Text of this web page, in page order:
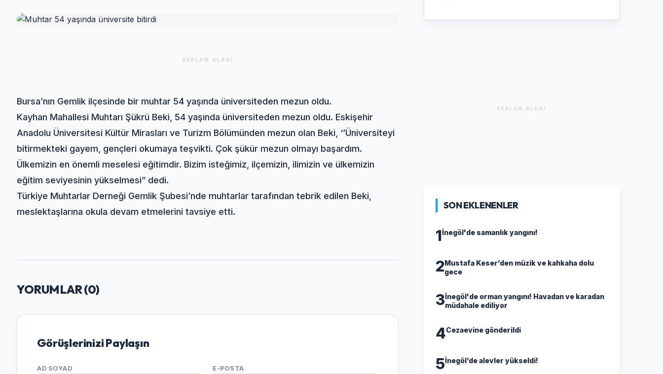
REKLAM ALANI
Bursa’nın Gemlik ilçesinde bir muhtar 54 yaşında üniversiteden mezun oldu.
Kayhan Mahallesi Muhtarı Şükrü Beki, 54 yaşında üniversiteden mezun oldu. Eskişehir
Anadolu Üniversitesi Kültür Mirasları ve Turizm Bölümünden mezun olan Beki, ‘’Üniversiteyi
bitirmekteki gayem, gençleri okumaya teşvikti. Çok şükür mezun olmayı başardım.
Ülkemizin en önemli meselesi eğitimdir. Bizim isteğimiz, ilçemizin, ilimizin ve ülkemizin
eğitim seviyesinin yükselmesi” dedi.
Türkiye Muhtarlar Derneği Gemlik Şubesi’nde muhtarlar tarafından tebrik edilen Beki,
meslektaşlarına okula devam etmelerini tavsiye etti.
YORUMLAR (0)
Görüşlerinizi Paylaşın
AD SOYAD E-POSTA
REKLAM ALANI
SON EKLENENLER
1İnegöl'de samanlık yangını!
2Mustafa Keser’den müzik ve kahkaha dolu
gece
3İnegöl'de orman yangını! Havadan ve karadan
müdahale ediliyor
4Cezaevine gönderildi
5İnegöl’de alevler yükseldi!